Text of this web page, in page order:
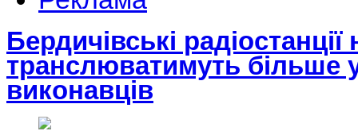
Бердичівські радіостанції
транслюватимуть більше
виконавців